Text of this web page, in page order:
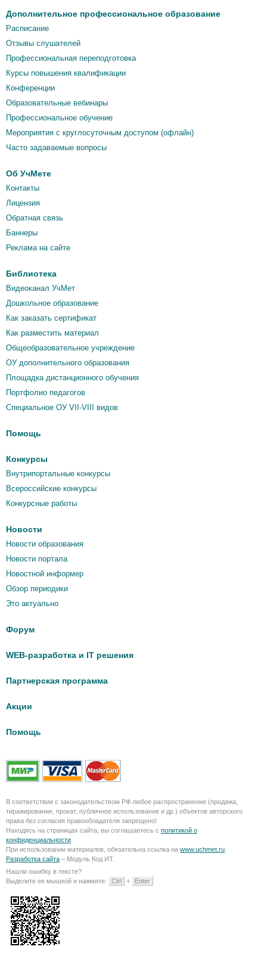
Дополнительное профессиональное образование
Расписание
Отзывы слушателей
Профессиональная переподготовка
Курсы повышения квалификации
Конференции
Образовательные вебинары
Профессиональное обучение
Мероприятия c круглосуточным доступом (офлайн)
Часто задаваемые вопросы
Об УчМете
Контакты
Лицензия
Обратная связь
Баннеры
Реклама на сайте
Библиотека
Видеоканал УчМет
Дошкольное образование
Как заказать сертификат
Как разместить материал
Общеобразовательное учреждение
ОУ дополнительного образования
Площадка дистанционного обучения
Портфолио педагогов
Специальное ОУ VII-VIII видов
Помощь
Конкурсы
Внутрипортальные конкурсы
Всероссийские конкурсы
Конкурсные работы
Новости
Новости образования
Новости портала
Новостной информер
Обзор периодики
Это актуально
Форум
WEB-разработка и IT решения
Партнерская программа
Акции
Помощь
В соответствии с законодательством РФ любое распространение (продажа,
тиражирование, прокат, публичное использование и др.) объектов авторского
права без согласия правообладателя запрещено!
Находясь на страницах сайта, вы соглашаетесь с политикой о
конфиденциальности
При использовании материалов, обязательна ссылка на www.uchmet.ru
Разработка сайта – Модуль Код ИТ.
Нашли ошибку в тексте?
Выделите ее мышкой и нажмите:
Ctrl + Enter